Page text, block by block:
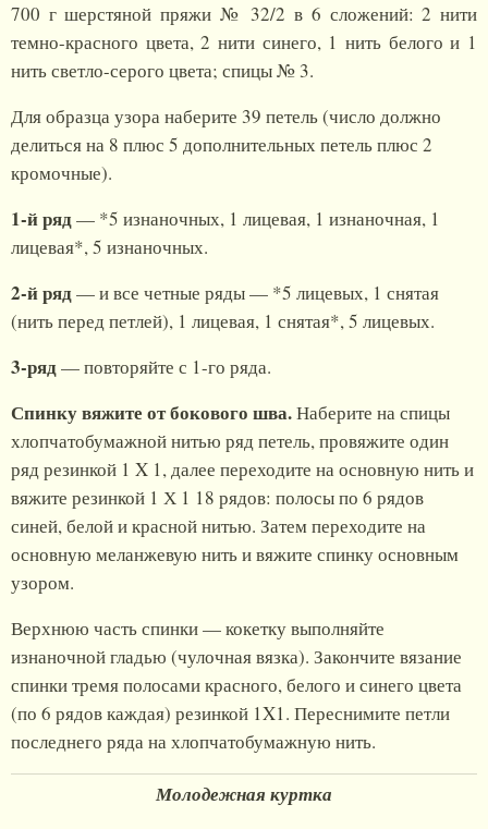
700 г шерстяной пряжи № 32/2 в 6 сложений: 2 нити
темно-красного цвета, 2 нити синего, 1 нить белого и 1
нить светло-серого цвета; спицы № 3.
Для образца узора наберите 39 петель (число должно
делиться на 8 плюс 5 дополнительных петель плюс 2
кромочные).
1-й ряд— *5 изнаночных, 1 лицевая, 1 изнаночная, 1
лицевая*, 5 изнаночных.
2-й ряд— и все четные ряды — *5 лицевых, 1 снятая
(нить перед петлей), 1 лицевая, 1 снятая*, 5 лицевых.
3-ряд— повторяйте с 1-го ряда.
Спинку вяжите от бокового шва.Наберите на спицы
хлопчатобумажной нитью ряд петель, провяжите один
ряд резинкой 1 X 1, далее переходите на основную нить и
вяжите резинкой 1 Х 1 18 рядов: полосы по 6 рядов
синей, белой и красной нитью. Затем переходите на
основную меланжевую нить и вяжите спинку основным
узором.
Верхнюю часть спинки — кокетку выполняйте
изнаночной гладью (чулочная вязка). Закончите вязание
спинки тремя полосами красного, белого и синего цвета
(по 6 рядов каждая) резинкой 1X1. Переснимите петли
последнего ряда на хлопчатобумажную нить.
Молодежная куртка